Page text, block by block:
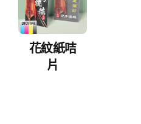
花紋紙咭
片